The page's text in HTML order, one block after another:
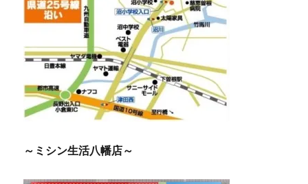
～ミシン生活八幡店～